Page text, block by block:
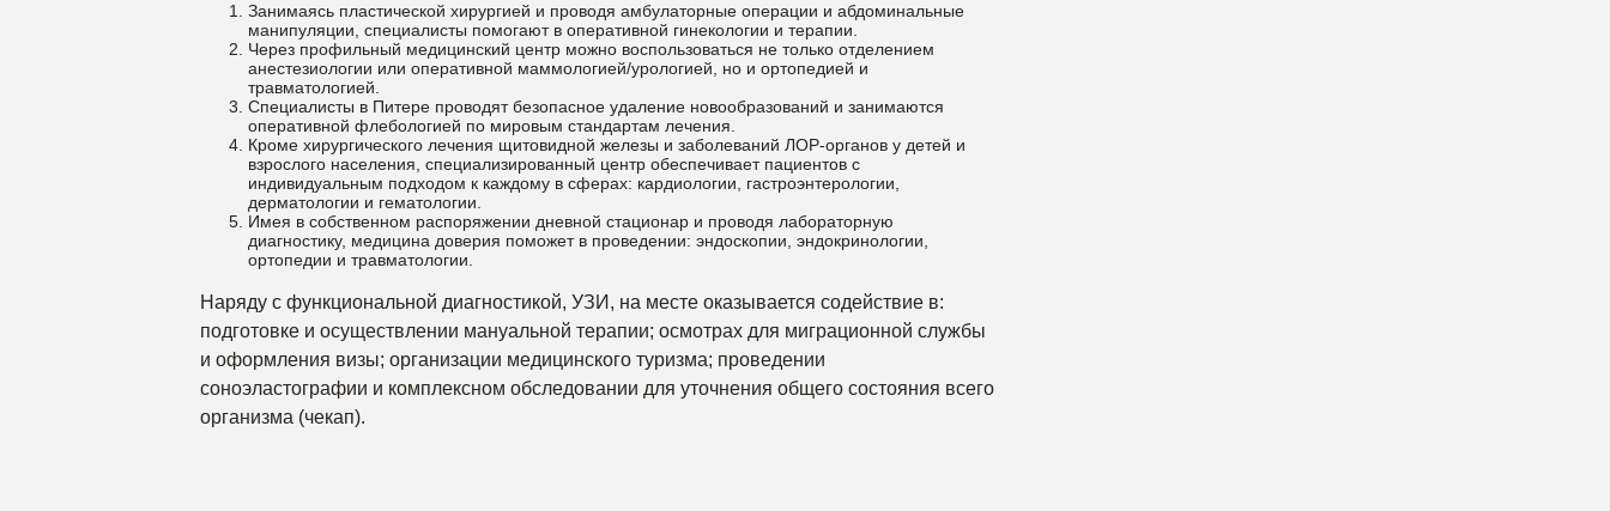
Занимаясь пластической хирургией и проводя амбулаторные операции и абдоминальные
манипуляции, специалисты помогают в оперативной гинекологии и терапии.
Через профильный медицинский центр можно воспользоваться не только отделением
анестезиологии или оперативной маммологией/урологией, но и ортопедией и
травматологией.
Специалисты в Питере проводят безопасное удаление новообразований и занимаются
оперативной флебологией по мировым стандартам лечения.
Кроме хирургического лечения щитовидной железы и заболеваний ЛОР-органов у детей и
взрослого населения, специализированный центр обеспечивает пациентов с
индивидуальным подходом к каждому в сферах: кардиологии, гастроэнтерологии,
дерматологии и гематологии.
Имея в собственном распоряжении дневной стационар и проводя лабораторную
диагностику, медицина доверия поможет в проведении: эндоскопии, эндокринологии,
ортопедии и травматологии.
Наряду с функциональной диагностикой, УЗИ, на месте оказывается содействие в:
подготовке и осуществлении мануальной терапии; осмотрах для миграционной службы
и оформления визы; организации медицинского туризма; проведении
соноэластографии и комплексном обследовании для уточнения общего состояния всего
организма (чекап).